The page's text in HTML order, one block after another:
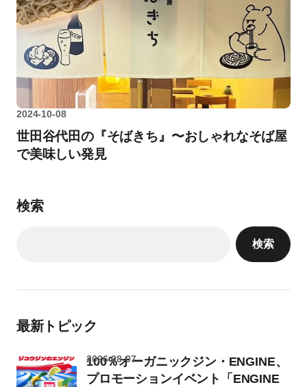
2024-10-08
世田谷代田の『そばきち』〜おしゃれなそば屋
で美味しい発見
検索
検索
最新トピック
100％オーガニックジン・ENGINE、
プロモーションイベント「ENGINE
2026-08-07